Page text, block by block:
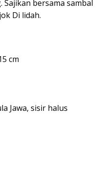
bersama sambal
Di lidah.
cm
Jawa, sisir halus